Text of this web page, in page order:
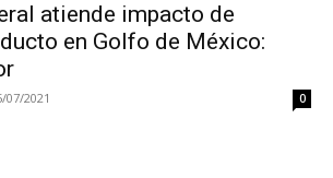
atiende impacto de
en Golfo de México:
07/2021 0